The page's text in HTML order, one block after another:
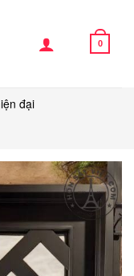
0
đại